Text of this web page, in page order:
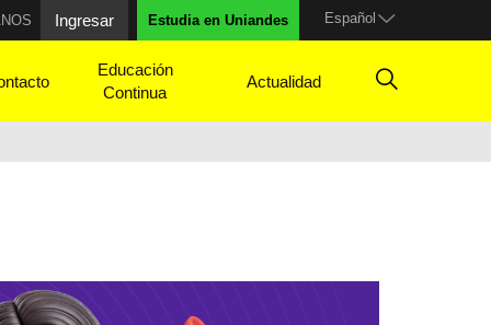
Español
Ingresar Estudia en Uniandes
Educación
Continua
Actualidad